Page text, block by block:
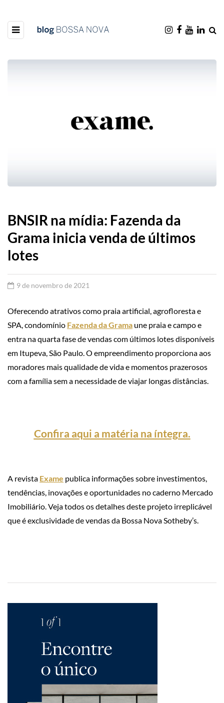
BNSIR na mídia: Fazenda da
Grama inicia venda de últimos
lotes
9 de novembro de 2021
Oferecendo atrativos como praia artificial, agrofloresta e
SPA, condomínio Fazenda da Grama une praia e campo e
entra na quarta fase de vendas com últimos lotes disponíveis
em Itupeva, São Paulo. O empreendimento proporciona aos
moradores mais qualidade de vida e momentos prazerosos
com a família sem a necessidade de viajar longas distâncias.
Confira aqui a matéria na íntegra.
A revista Exame publica informações sobre investimentos,
tendências, inovações e oportunidades no caderno Mercado
Imobiliário. Veja todos os detalhes deste projeto irreplicável
que é exclusividade de vendas da Bossa Nova Sotheby’s.